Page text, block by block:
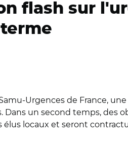
flash sur
Urgences de France,
un second temps, des
élus locaux et seront
Macron et Brigitte